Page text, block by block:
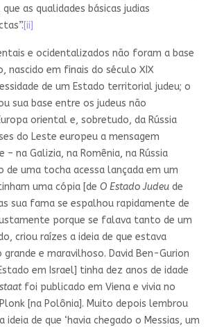
as qualidades básicas judias
[ii]
e ocidentalizados não foram a base
nascido em finais do século XIX
de um Estado territorial judeu; o
sua base entre os judeus não
oriental e, sobretudo, da Rússia
do Leste europeu a mensagem
– na Galizia, na Romênia, na Rússia
uma tocha acessa lançada em um
uma cópia [de O Estado Judeude
sua fama se espalhou rapidamente de
porque se falava tanto de um
criou raízes a ideia de que estava
e maravilhoso. David Ben-Gurion
em Israel] tinha dez anos de idade
foi publicado em Viena e vivia no
[na Polônia]. Muito depois lembrou
ideia de que ‘havia chegado o Messias, um